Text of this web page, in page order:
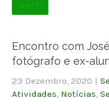
Ler +
Encontro com
fotógrafo e ex-
23 Dezembro, 2020 |
Atividades Notícias